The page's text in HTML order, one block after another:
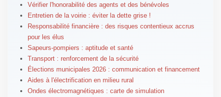
Vérifier l'honorabilité des agents et des bénévoles
Entretien de la voirie : éviter la dette grise !
Responsabilité financière : des risques contentieux accrus
pour les élus
Sapeurs-pompiers : aptitude et santé
Transport : renforcement de la sécurité
Élections municipales 2026 : communication et financement
Aides à l'électrification en milieu rural
Ondes électromagnétiques : carte de simulation